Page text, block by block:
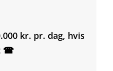
kr. pr. dag, hvis
☎